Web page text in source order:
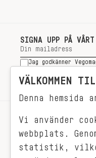
SIGNA UPP PÅ VÅRT
Jag godkänner
SIGNA UPP
VÄLKOMMEN
Denna hemsida
Vi använder
webbplats.
statistik,